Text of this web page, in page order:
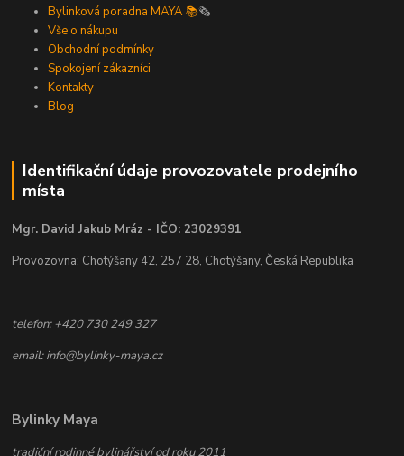
Bylinková poradna MAYA 📚🗞️
Vše o nákupu
Obchodní podmínky
Spokojení zákazníci
Kontakty
Blog
Identifikační údaje provozovatele prodejního
místa
Mgr. David Jakub Mráz - IČO: 23029391
Provozovna: Chotýšany 42, 257 28, Chotýšany, Česká Republika
telefon: +420 730 249 327
email: info@bylinky-maya.cz
Bylinky Maya
tradiční rodinné bylinářství od roku 2011